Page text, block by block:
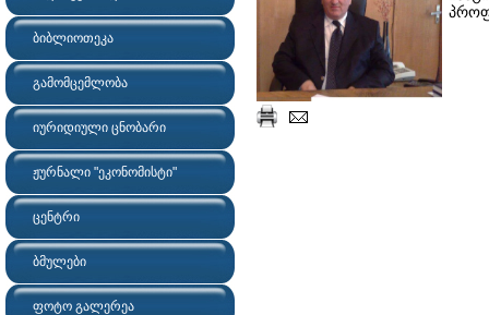
ბიბლიოთეკა
გამომცემლობა
იურიდიული ცნობარი
ჟურნალი "ეკონომისტი"
ცენტრი
ბმულები
ფოტო გალერეა